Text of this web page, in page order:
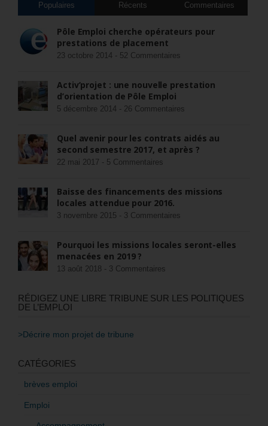
Populaires Récents Commentaires
Pôle Emploi cherche opérateurs pour
prestations de placement
23 octobre 2014 - 52 Commentaires
Activ’projet : une nouvelle prestation
d’orientation de Pôle Emploi
5 décembre 2014 - 26 Commentaires
Quel avenir pour les contrats aidés au
second semestre 2017, et après ?
22 mai 2017 - 5 Commentaires
Baisse des financements des missions
locales attendue pour 2016.
3 novembre 2015 - 3 Commentaires
Pourquoi les missions locales seront-elles
menacées en 2019 ?
13 août 2018 - 3 Commentaires
RÉDIGEZ UNE LIBRE TRIBUNE SUR LES POLITIQUES
DE L’EMPLOI
>Décrire mon projet de tribune
CATÉGORIES
brèves emploi
Emploi